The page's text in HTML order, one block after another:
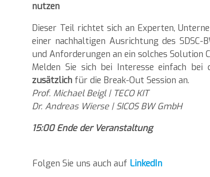
nutzen
Dieser Teil richtet sich an Experten,
einer nachhaltigen Ausrichtung des
und Anforderungen an ein solches Solution
Melden Sie sich bei Interesse einfach
zusätzlich für die Break-Out Session an.
Prof. Michael Beigl | TECO KIT
Dr. Andreas Wierse | SICOS BW GmbH
15:00 Ende der Veranstaltung
Folgen Sie uns auch auf LinkedIn